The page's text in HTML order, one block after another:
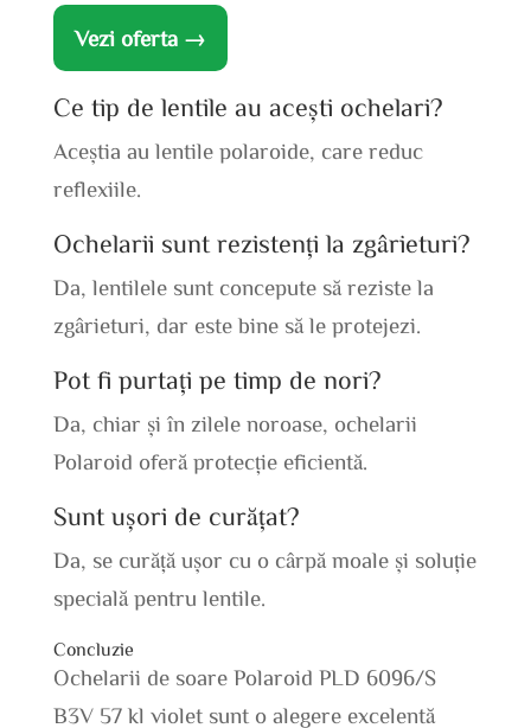
Vezi oferta →
Ce tip de lentile au acești ochelari?
Aceștia au lentile polaroide, care reduc
reflexiile.
Ochelarii sunt rezistenți la zgârieturi?
Da, lentilele sunt concepute să reziste la
zgârieturi, dar este bine să le protejezi.
Pot fi purtați pe timp de nori?
Da, chiar și în zilele noroase, ochelarii
Polaroid oferă protecție eficientă.
Sunt ușori de curățat?
Da, se curăță ușor cu o cârpă moale și soluție
specială pentru lentile.
Concluzie
Ochelarii de soare Polaroid PLD 6096/S
B3V 57 kl violet sunt o alegere excelentă